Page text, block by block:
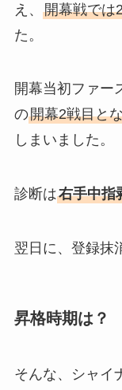
え、 開幕戦では
た。
開幕当初ファー
の開幕2戦目と
しまいました。
診断は右手中指
翌日に、登録抹
昇格時期は？
そんな、シャイ